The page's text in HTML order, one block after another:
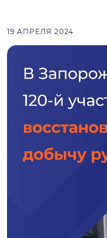
19 АПРЕЛЯ 2024